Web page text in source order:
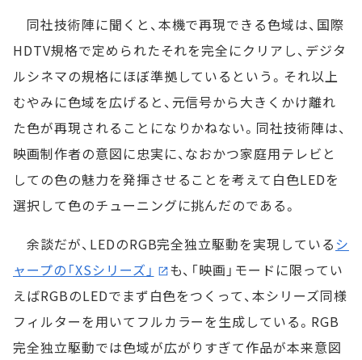
同社技術陣に聞くと、本機で再現できる色域は、国際
HDTV規格で定められたそれを完全にクリアし、デジタ
ルシネマの規格にほぼ準拠しているという。それ以上
むやみに色域を広げると、元信号から大きくかけ離れ
た色が再現されることになりかねない。同社技術陣は、
映画制作者の意図に忠実に、なおかつ家庭用テレビと
しての色の魅力を発揮させることを考えて白色LEDを
選択して色のチューニングに挑んだのである。
余談だが、LEDのRGB完全独立駆動を実現している シ
ャープの「XSシリーズ」
も、「映画」モードに限ってい
えばRGBのLEDでまず白色をつくって、本シリーズ同様
フィルターを用いてフルカラーを生成している。RGB
完全独立駆動では色域が広がりすぎて作品が本来意図